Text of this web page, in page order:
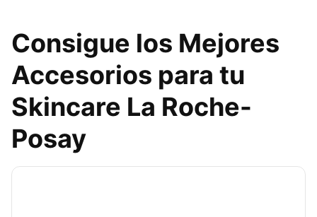
Consigue los Mejores
Accesorios para tu
Skincare La Roche-
Posay